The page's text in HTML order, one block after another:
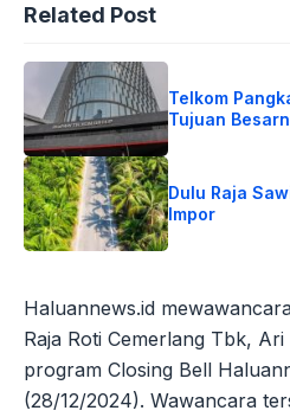
Related Post
Telkom
Tujuan
Dulu Raja
Impor
Haluannews.id
Raja Roti Cemerlang Tbk,
program Closing Bell
(28/12/2024). Wawancara